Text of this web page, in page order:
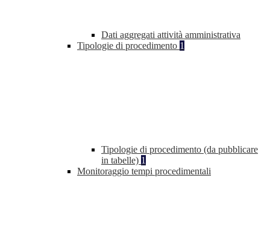
Dati aggregati attività amministrativa
Tipologie di procedimento 1
Tipologie di procedimento (da pubblicare
in tabelle) 1
Monitoraggio tempi procedimentali